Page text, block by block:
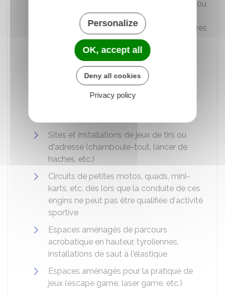
Installations industrielles, commerciales ou
agricoles (par exemple, ferme
pédagogique), engins ou véhicules (navires
et bateaux, aéronefs etc.) proposés à la
Attractions de tout type (manège
mécanique ou à sensation), parcours
scénique (train fantôme, etc.), labyrinthe,
Sites et installations de jeux de tirs ou
d'adresse (chamboule-tout, lancer de
haches, etc.)
Circuits de petites motos, quads, mini-
karts, etc. dès lors que la conduite de ces
engins ne peut pas être qualifiée d'activité
sportive
Espaces aménagés de parcours
acrobatique en hauteur, tyroliennes,
installations de saut à l'élastique
Espaces aménagés pour la pratique de
jeux (escape game, laser game, etc.)
Personalize
OK, accept all
Deny all cookies
Privacy policy